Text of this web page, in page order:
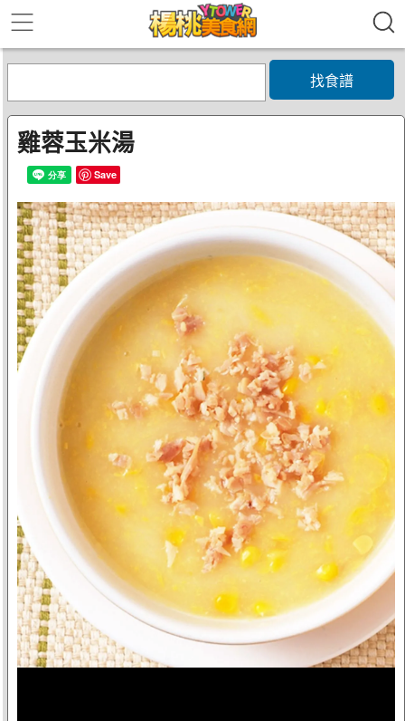
找食譜
雞蓉玉米湯
Save